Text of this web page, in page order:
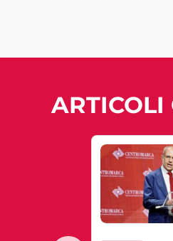
ARTICOLI